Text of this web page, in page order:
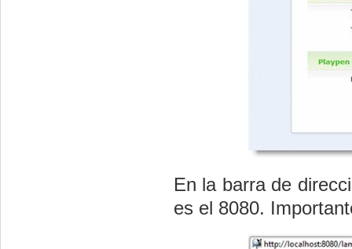
En la barra de
es el 8080.